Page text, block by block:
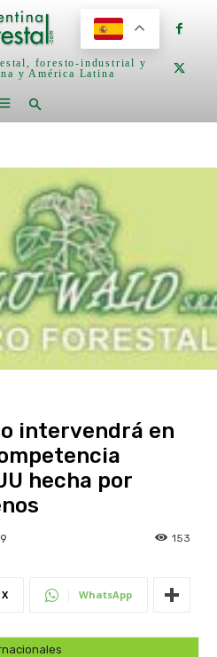
foresto-industrial y
y América Latina
intervendrá en
hecha por
153
X WhatsApp